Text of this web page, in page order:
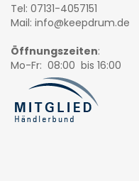
Tel: 07131-4057151
Mail: info@keepdrum.de
Öffnungszeiten:
Mo-Fr: 08:00 bis 16:00